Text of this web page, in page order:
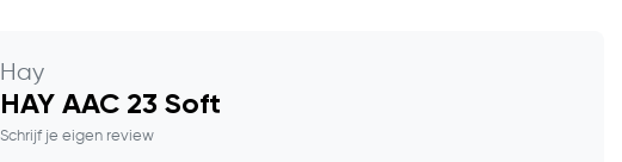
Hay
HAY AAC 23 Soft
Schrijf je eigen review